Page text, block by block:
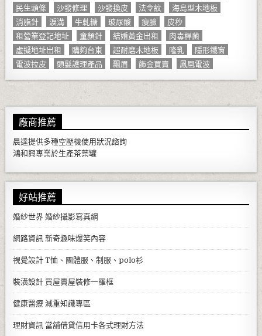
民生頭條
沙發修理 沙發換皮 法令紋
海島型木地板
消脂針
淚溝 牛軋糖 玻尿酸 瘦臉
皮秒
租營業登記地址
童顏針 結婚黃金出租
肉毒桿菌
虛擬地址出租
購夠台東 超耐磨木地板 隆乳
隱形鐵窗
電波拉皮
頭髮護理產品 飄眉 飾金買賣 鳳凰電波
廠商推薦
晨達提供多種空壓機使用狀況諮詢
鴻和興專業於生產茶葉罐
好站推薦
婚紗世界 婚紗攝影寫真網
網路資訊 新奇趣味爆笑內容
視覺設計 T恤、團體服、制服、polo衫
裝潢設計 買屋賣屋裝修一羅框
健康醫療 減重知識專區
理財資訊 當舖借貸信用卡各式理財方法